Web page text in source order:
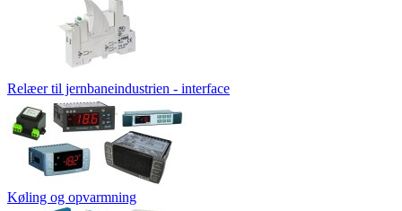
Relæer til jernbaneindustrien - interface
Køling og opvarmning